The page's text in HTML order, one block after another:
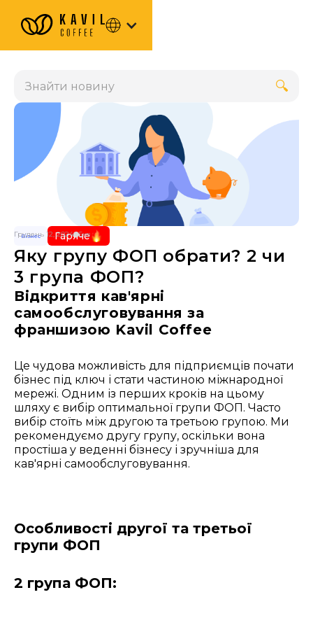
Бізнес Гаряче
Яку групу ФОП обрати? 2 чи
3 група ФОП?
Грудень 12, 2024 5хв
Відкриття кав'ярні
самообслуговування за
франшизою Kavil Coffee
Це чудова можливість для підприємців почати
бізнес під ключ і стати частиною міжнародної
мережі. Одним із перших кроків на цьому
шляху є вибір оптимальної групи ФОП. Часто
вибір стоїть між другою та третьою групою. Ми
рекомендуємо другу групу, оскільки вона
простіша у веденні бізнесу і зручніша для
кав'ярні самообслуговування.
Особливості другої та третьої
групи ФОП
2 група ФОП: